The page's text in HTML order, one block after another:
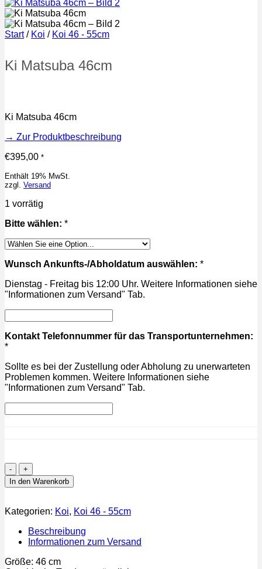
Start / Koi / Koi 46 - 55cm
Ki Matsuba 46cm
Ki Matsuba 46cm
→ Zur Produktbeschreibung
€395,00 *
Enthält 19% MwSt.
zzgl. Versand
1 vorrätig
Bitte wählen: *
Wunsch Ankunfts-/Abholdatum auswählen: *
Dienstag - Freitag bis 12:00 Uhr. Weitere Informationen siehe
"Informationen zum Versand" Tab.
Kontakt Telefonnummer für das Transportunternehmen:
*
Sollte es bei der Zustellung oder Abholung zu unerwarteten
Problemen kommen. Weitere Informationen siehe
"Informationen zum Versand" Tab.
Ki
Matsuba
46cm
In den Warenkorb
Kategorien: Koi, Koi 46 - 55cm
Beschreibung
Informationen zum Versand
Größe: 46 cm